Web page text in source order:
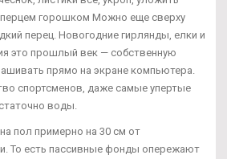
горошком Можно еще сверху
перец. Новогодние гирлянды, елки и
это прошлый век — собственную
прямо на экране компьютера.
спортсменов, даже самые упертые
воды.
пол примерно на 30 см от
То есть пассивные фонды опережают